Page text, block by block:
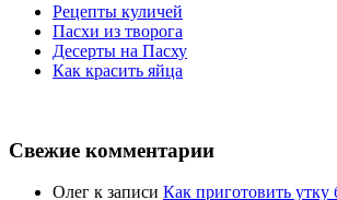
Рецепты куличей
Пасхи из творога
Десерты на Пасху
Как красить яйца
Свежие комментарии
Олег к записи Как приготовить утку